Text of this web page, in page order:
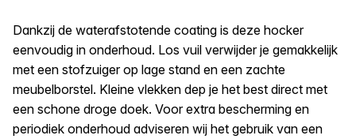
Dankzij de waterafstotende coating is deze hocker
eenvoudig in onderhoud. Los vuil verwijder je gemakkelijk
met een stofzuiger op lage stand en een zachte
meubelborstel. Kleine vlekken dep je het best direct met
een schone droge doek. Voor extra bescherming en
periodiek onderhoud adviseren wij het gebruik van een